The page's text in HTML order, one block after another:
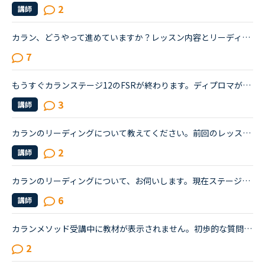
講師 2
カラン、どうやって進めていますか？レッスン内容とリーディングのパタグラフ？も全然違うの場所ですが問題ないですか？今カランst2ですが、リーディングについて知らずにPCからずっと受けていたので、最近スマホ...
7
もうすぐカランステージ12のFSRが終わります。ディプロマが欲しいのでリーディングも最後までするつもりです。ひたすら残りのリーディングをした方や、ステージを戻って2周目を始めた方などいらっしゃると思うの...
講師 3
カランのリーディングについて教えてください。前回のレッスンでどこまで終わったかはメッセージに残されていますが、生徒が読めるメッセージと、講師側が読めるメッセージは違うのでしょうか？おそらく、講師側...
講師 2
カランのリーディングについて、お伺いします。現在ステージ5のリーディングをあと少し残すのみなのですが、5に入ってからリーディングが目に見えて物凄く下手くそになりました。音読して復習しようがしまいが変...
講師 6
カランメソッド受講中に教材が表示されません。初歩的な質問で大変申し訳ありません。パソコン受講で教材は持っていません。カランメソッドをはじめて７回目です。今日はじめてリーディングパートを受けました。H...
2